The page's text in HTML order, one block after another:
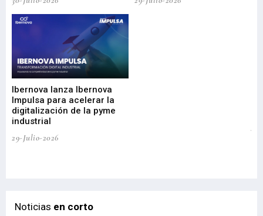
Ibernova lanza Ibernova
Impulsa para acelerar la
digitalización de la pyme
industrial
29-Julio-2026
Noticias en corto